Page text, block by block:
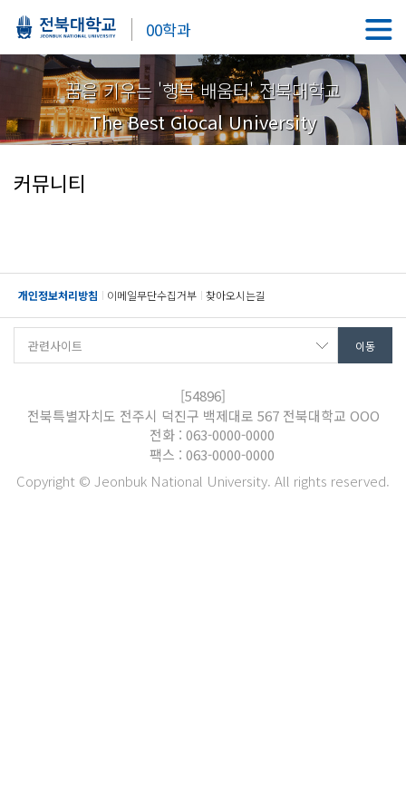
00학과
꿈을 키우는 '행복 배움터' 전북대학교
The Best Glocal University
커뮤니티
개인정보처리방침 이메일무단수집거부 찾아오시는길
[54896]
전북특별자치도 전주시 덕진구 백제대로 567 전북대학교 OOO
전화 : 063-0000-0000
팩스 : 063-0000-0000
Copyright © Jeonbuk National University. All rights reserved.